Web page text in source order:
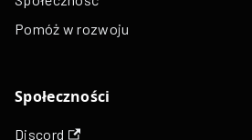
Pomóż w rozwoju
Społeczności
Discord